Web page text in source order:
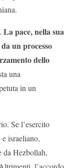
La pace, nella sua
un processo
dello
una
in un
Se l’esercito
israeliano,
da Hezbollah,